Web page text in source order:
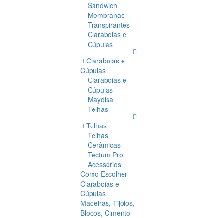
Sandwich
Membranas
Transpirantes
Claraboias e
Cúpulas
Claraboias e
Cúpulas
Claraboias e
Cúpulas
Maydisa
Telhas
Telhas
Telhas
Cerâmicas
Tectum Pro
Acessórios
Como Escolher
Claraboias e
Cúpulas
Madeiras, Tijolos,
Blocos, Cimento